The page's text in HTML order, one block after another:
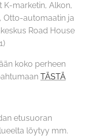
K-marketin, Alkon,
Otto-automaatin ja
Road House
koko perheen
TÄSTÄ
etusuoran
löytyy mm.